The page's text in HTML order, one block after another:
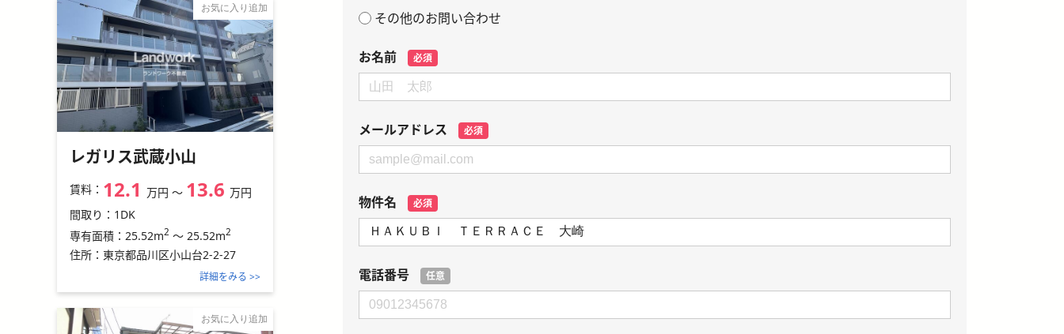
その他のお問い合わせ
お名前 必須
メールアドレス 必須
物件名 必須
電話番号 任意
お気に入り追加
レガリス武蔵小山
賃料： 12.1 万円 〜 13.6 万円
間取り： 1DK
専有面積： 25.52m2 ～ 25.52m2
住所： 東京都品川区小山台2-2-27
詳細をみる >>
お気に入り追加